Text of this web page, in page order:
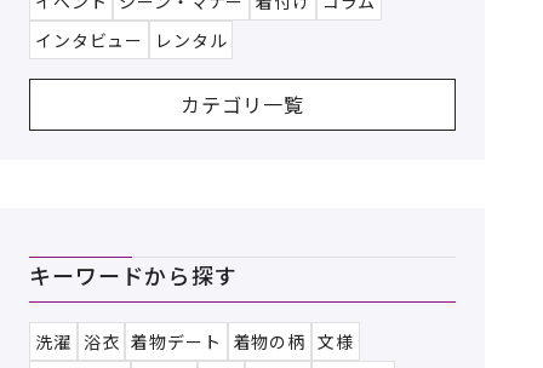
インタビュー
レンタル
カテゴリ一覧
キーワードから探す
洗濯 浴衣 着物デート 着物の柄 文様